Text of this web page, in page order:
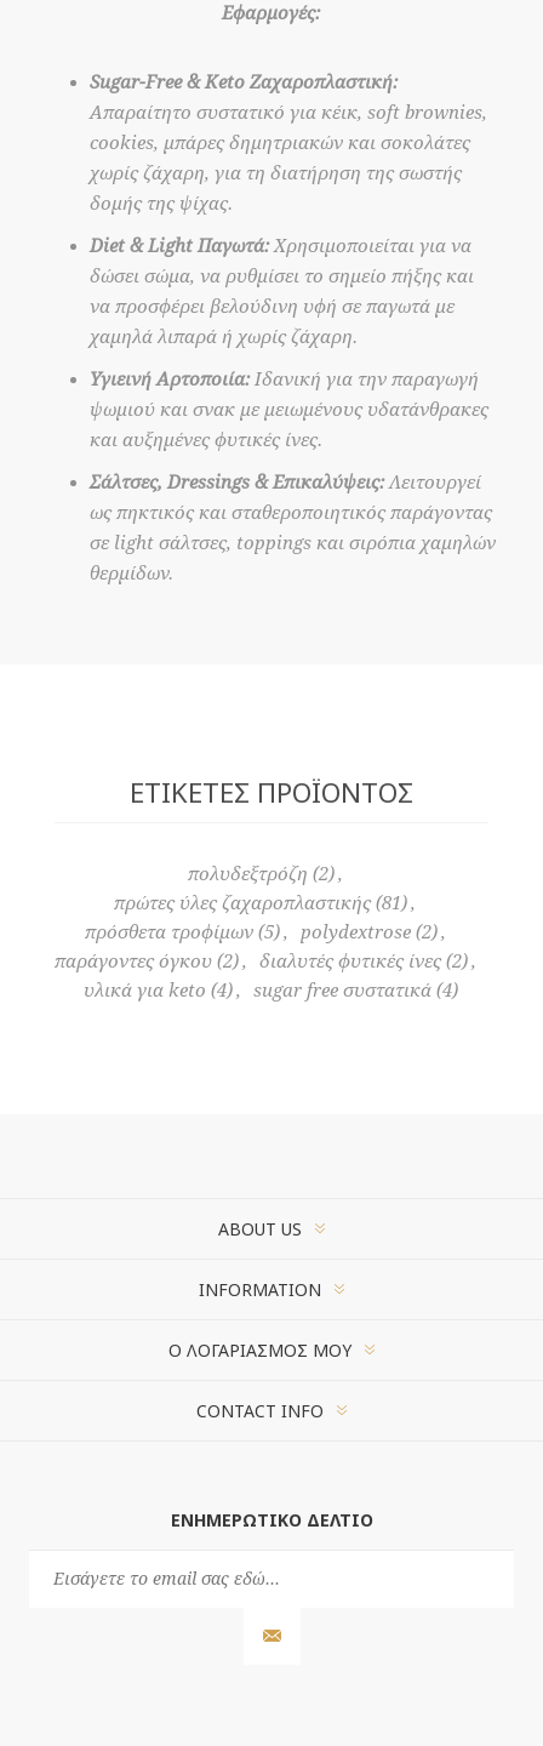
Εφαρμογές:
Sugar-Free & Keto Ζαχαροπλαστική:
Απαραίτητο συστατικό για κέικ, soft brownies,
cookies, μπάρες δημητριακών και σοκολάτες
χωρίς ζάχαρη, για τη διατήρηση της σωστής
δομής της ψίχας.
Diet & Light Παγωτά:Χρησιμοποιείται για να
δώσει σώμα, να ρυθμίσει το σημείο πήξης και
να προσφέρει βελούδινη υφή σε παγωτά με
χαμηλά λιπαρά ή χωρίς ζάχαρη.
Υγιεινή Αρτοποιία:Ιδανική για την παραγωγή
ψωμιού και σνακ με μειωμένους υδατάνθρακες
και αυξημένες φυτικές ίνες.
Σάλτσες, Dressings & Επικαλύψεις:Λειτουργεί
ως πηκτικός και σταθεροποιητικός παράγοντας
σε light σάλτσες, toppings και σιρόπια χαμηλών
θερμίδων.
ΕΤΙΚΈΤΕΣ ΠΡΟΪΌΝΤΟΣ
πολυδεξτρόζη (2),
πρώτες ύλες ζαχαροπλαστικής (81),
πρόσθετα τροφίμων (5), polydextrose (2),
παράγοντες όγκου (2), διαλυτές φυτικές ίνες (2),
υλικά για keto (4), sugar free συστατικά (4)
ABOUT US
INFORMATION
Ο ΛΟΓΑΡΙΑΣΜΌΣ ΜΟΥ
CONTACT INFO
ΕΝΗΜΕΡΩΤΙΚΌ ΔΕΛΤΊΟ